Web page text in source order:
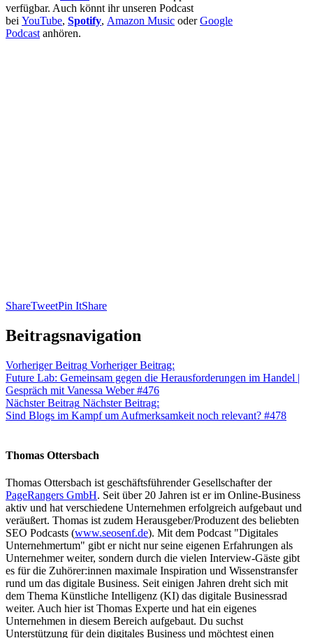
verfügbar. Auch könnt ihr unseren Podcast
bei YouTube, Spotify, Amazon Music oderGoogle
Podcast anhören.
ShareTweetPin ItShare
Beitragsnavigation
Vorheriger Beitrag Vorheriger Beitrag:
Future Lab: Gemeinsam gegen die Herausforderungen im Handel |
Gespräch mit Vanessa Weber #476
Nächster Beitrag Nächster Beitrag:
Sind Blogs im Kampf um Aufmerksamkeit noch relevant? #478
Thomas Ottersbach
Thomas Ottersbach ist geschäftsführender Gesellschafter der
PageRangers GmbH. Seit über 20 Jahren ist er im Online-Business
aktiv und hat verschiedene Unternehmen erfolgreich aufgebaut und
veräußert. Thomas ist zudem Herausgeber/Produzent des beliebten
SEO Podcasts (www.seosenf.de). Mit dem Podcast "Digitales
Unternehmertum" gibt er nicht nur seine eigenen Erfahrungen als
Unternehmer weiter, sondern durch die vielen Interview-Gäste gibt
es für die Zuhörer:innen maximale Inspiration und Wissenstransfer
rund um das digitale Business. Seit einigen Jahren dreht sich mit
dem Thema Künstliche Intelligenz (KI) das digitale Businessrad
weiter. Auch hier ist Thomas Experte und hat ein eigenes
Unternehmen in diesem Bereich aufgebaut. Du suchst
Unterstützung für dein digitales Business und möchtest einen